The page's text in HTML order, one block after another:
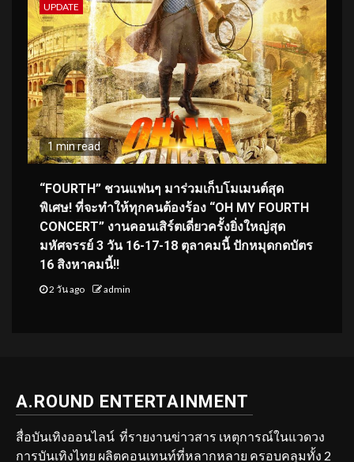
UPDATE
1 min read
“FOURTH” ชวนแฟนๆ มาร่วมเก็บโมเมนต์สุด
พิเศษ! ที่จะทำให้ทุกคนต้องร้อง “OH MY FOURTH
CONCERT” งานคอนเสิร์ตเดี่ยวครั้งยิ่งใหญ่สุด
มหัศจรรย์ 3 วัน 16-17-18 ตุลาคมนี้ ปักหมุดกดบัตร
16 สิงหาคมนี้!!
2 วัน ago admin
A.ROUND ENTERTAINMENT
สื่อบันเทิงออนไลน์ ที่รายงานข่าวสาร เหตุการณ์ในแวดวง
การบันเทิงไทย ผลิตคอนเทนท์ที่หลากหลาย ครอบคลุมทั้ง 2